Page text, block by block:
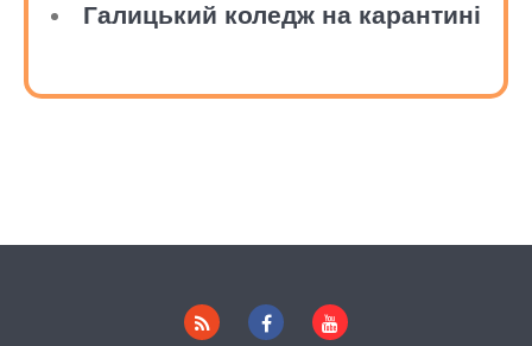
Галицький коледж на карантині